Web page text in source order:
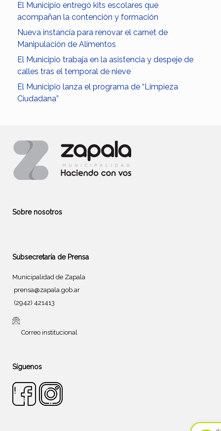
El Municipio entregó kits escolares que
acompañan la contención y formación
Nueva instancia para renovar el carnet de
Manipulación de Alimentos
El Municipio trabaja en la asistencia y despeje de
calles tras el temporal de nieve
El Municipio lanza el programa de “Limpieza
Ciudadana”
Sobre nosotros
Subsecretaría de Prensa
Municipalidad de Zapala
prensa@zapala.gob.ar
(2942) 421413
Correo institucional
Síguenos